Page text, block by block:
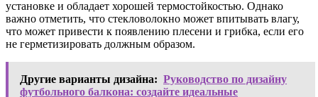
установке и обладает хорошей термостойкостью. Однако
важно отметить, что стекловолокно может впитывать влагу,
что может привести к появлению плесени и грибка, если его
не герметизировать должным образом.
Другие варианты дизайна: Руководство по дизайну
футбольного балкона: создайте идеальные